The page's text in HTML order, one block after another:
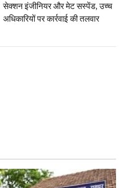
सेक्शन इंजीनियर और मेट सस्पेंड, उच्च
अधिकारियों पर कार्रवाई की तलवार